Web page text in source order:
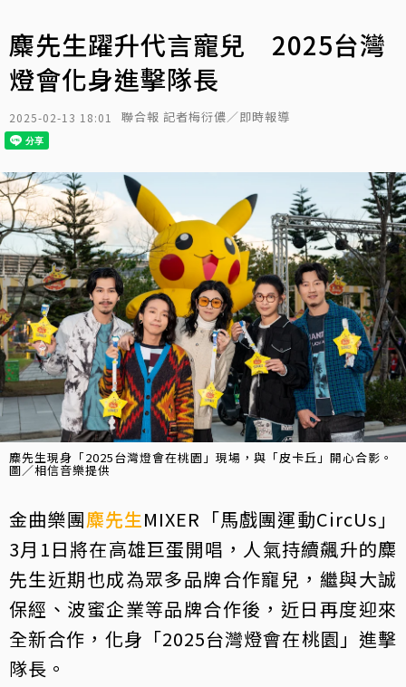
麋先生躍升代言寵兒 2025台灣
燈會化身進擊隊長
2025-02-13 18:01 聯合報 記者梅衍儂／即時報導
麋先生現身「2025台灣燈會在桃園」現場，與「皮卡丘」開心合影。
圖／相信音樂提供
金曲樂團麋先生MIXER「馬戲團運動CircUs」
3月1日將在高雄巨蛋開唱，人氣持續飆升的麋
先生近期也成為眾多品牌合作寵兒，繼與大誠
保經、波蜜企業等品牌合作後，近日再度迎來
全新合作，化身「2025台灣燈會在桃園」進擊
隊長。